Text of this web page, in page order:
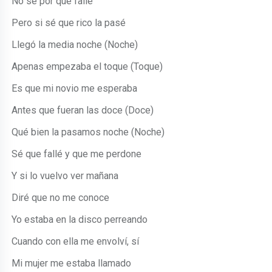
Pero si sé que rico la pasé
Llegó la media noche (Noche)
Apenas empezaba el toque (Toque)
Es que mi novio me esperaba
Antes que fueran las doce (Doce)
Qué bien la pasamos noche (Noche)
Sé que fallé y que me perdone
Y si lo vuelvo ver mañana
Diré que no me conoce
Yo estaba en la disco perreando
Cuando con ella me envolví, sí
Mi mujer me estaba llamado